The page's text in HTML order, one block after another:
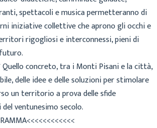
spettacoli e musica permetteranno di
iniziative collettive che aprono gli occhi e
rigogliosi e interconnessi, pieni di
concreto, tra i Monti Pisani e la città,
delle idee e delle soluzioni per stimolare
un territorio a prova delle sfide
ventunesimo secolo.